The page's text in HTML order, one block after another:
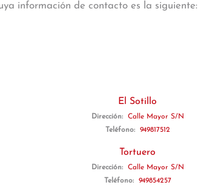
información de contacto es la siguiente:
El Sotillo
Dirección:
Calle Mayor S/N
Teléfono:
949817512
Tortuero
Dirección:
Calle Mayor S/N
Teléfono:
949854257